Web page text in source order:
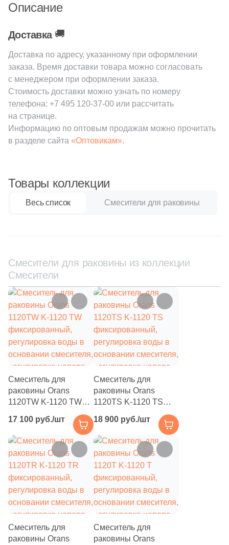
Описание
Доставка 🚚
Доставка по адресу, указанному при оформлении
заказа. Время доставки товара можно согласовать
с менеджером при оформлении заказа.
Стоимость доставки можно узнать по номеру
телефона: +7 495 120-37-00 или рассчитать
на странице.
Информацию по оптовым продажам можно прочитать
в разделе сайта «Оптовикам».
Товары коллекции
Весь список Смесители для раковины
Смесители для раковины из коллекции
Смесители
Смеситель для
раковины Orans
1120TW K-1120 TW
регулировка воды в
основании смесителя,
регулировка напора
на изливе, белый
матовый
17 100 руб./шт
Смеситель для
раковины Orans
1120TS K-1120 TS
регулировка воды в
основании смесителя,
регулировка напора
на изливе, серый
матовый
18 900 руб./шт
Смеситель для
раковины Orans
Смеситель для
раковины Orans